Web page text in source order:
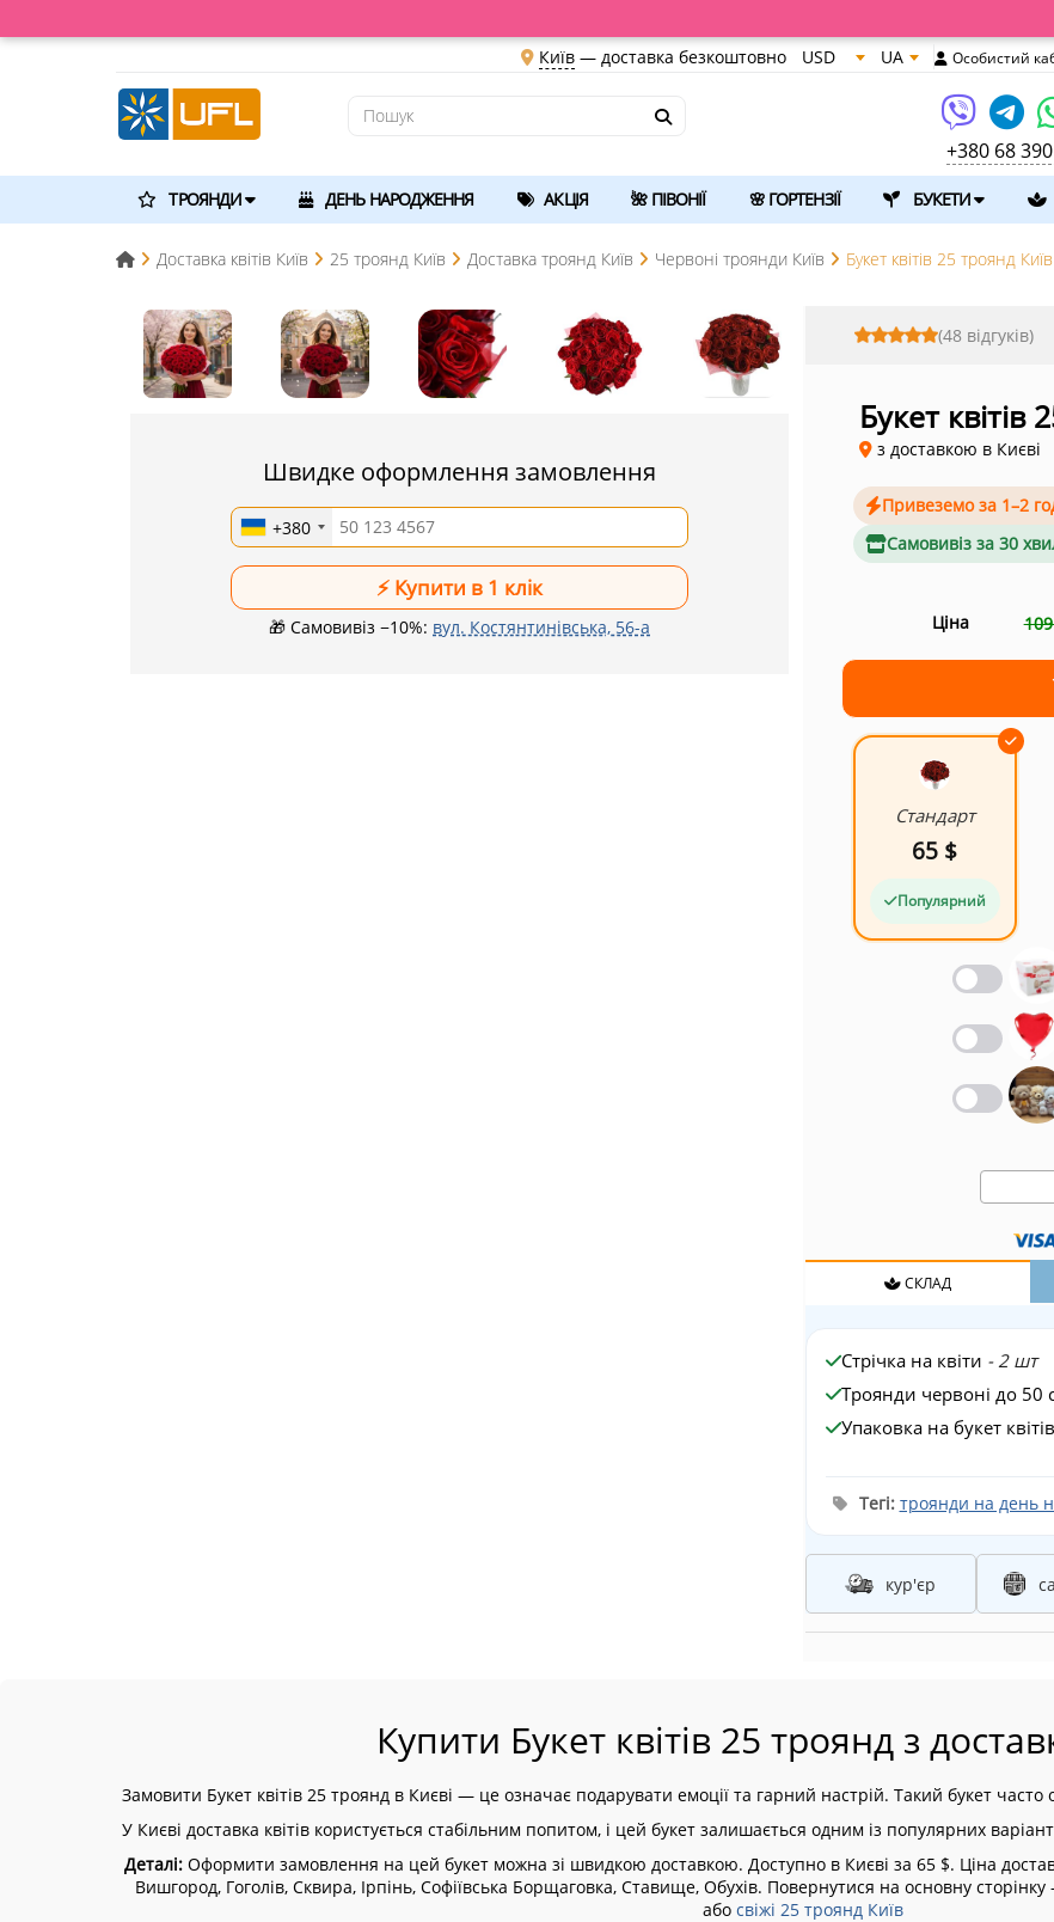
Київ— доставка безкоштовно USD UA Особистий
+380 68
ТРОЯНДИ ДЕНЬ НАРОДЖЕННЯ АКЦІЯ 🌺 ПІВОНІЇ 🌸 ГОРТЕНЗІЇ БУКЕТИ
Доставка квітів Київ 25 троянд Київ Доставка троянд Київ Червоні троянди Київ Букет квітів 25 троянд Київ
Швидке оформлення замовлення
+380
🎁 Самовивіз −10%: вул. Костянтинівська, 56-а
(48 відгуків)
Букет квітів
з доставкою в Києві
Привеземо за 1–2
Самовивіз за 30
Ціна
Стандарт
65 $
Популярний
СКЛАД
Стрічка на квіти - 2 шт
Троянди червоні до 50
Упаковка на букет квітів
Тегі: троянди на день
кур'єр
Купити Букет квітів 25 троянд з
Замовити Букет квітів 25 троянд в Києві — це означає подарувати емоції та гарний настрій. Такий букет
У Києві доставка квітів користується стабільним попитом, і цей букет залишається одним із популярних
Деталі:Оформити замовлення на цей букет можна зі швидкою доставкою. Доступно в Києві за 65 $. Ціна
Вишгород, Гоголів, Сквира, Ірпінь, Софіївська Борщаговка, Ставище, Обухів. Повернутися на основну сторінку -
або свіжі 25 троянд Київ